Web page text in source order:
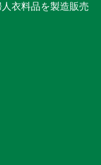
衣料品を製造販売